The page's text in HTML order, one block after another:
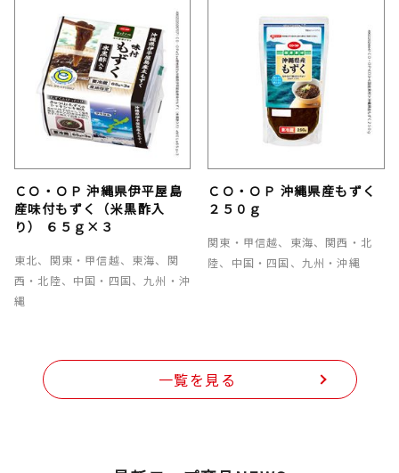
ＣＯ・ＯＰ 沖縄県伊平屋島
産味付もずく（米黒酢入
り） ６５ｇ×３
東北、関東・甲信越、東海、関
西・北陸、中国・四国、九州・沖
縄
ＣＯ・ＯＰ 沖縄県産もずく
２５０ｇ
関東・甲信越、東海、関西・北
陸、中国・四国、九州・沖縄
一覧を見る